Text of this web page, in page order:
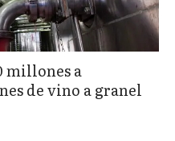
millones a
de vino a granel